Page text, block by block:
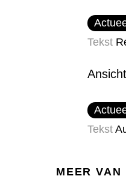
Tekst
Ansicht
Tekst
MEER VAN